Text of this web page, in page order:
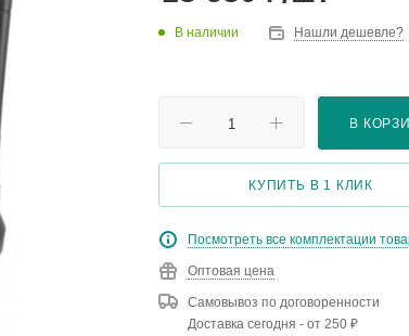
В наличии Нашли дешевле?
В
КУПИТЬ В 1 КЛИК
Посмотреть все комплектации
Оптовая цена
Самовывоз по договоренности
Доставка сегодня - от 250 ₽